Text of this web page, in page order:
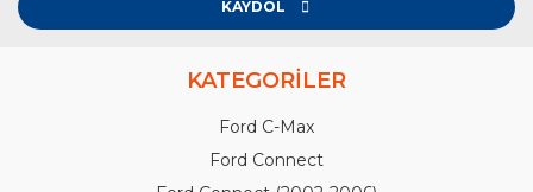
KAYDOL
KATEGORİLER
Ford C-Max
Ford Connect